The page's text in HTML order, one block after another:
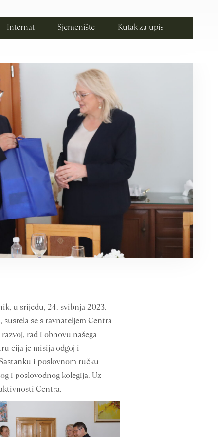
Internat Sjemenište Kutak za upis
u srijedu, 24. svibnja 2023.
se s ravnateljem Centra
rad i obnovu našega
čija je misija odgoj i
i poslovnom ručku
i poslovodnog kolegija. Uz
Centra.